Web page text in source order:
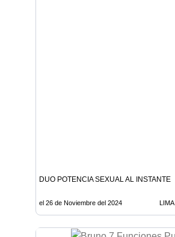
DUO POTENCIA SEXUAL AL INSTANTE
el 26 de Noviembre del 2024 LIMA